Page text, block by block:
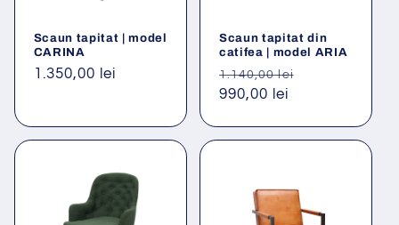
Scaun tapitat | model
CARINA
Preț
1.350,00 lei
Scaun tapitat din
catifea | model ARIA
Preț
obișnuit
1.140,00 lei
990,00 lei